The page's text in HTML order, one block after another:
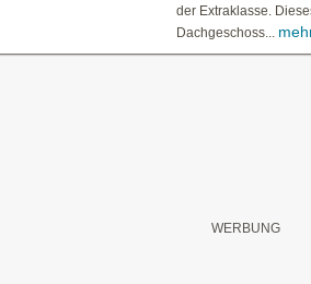
der Extraklasse.
Dachgeschoss...